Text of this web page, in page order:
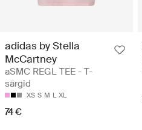
adidas by Stella
McCartney
aSMC REGL TEE - T-
särgid
XS S M L XL
74 €